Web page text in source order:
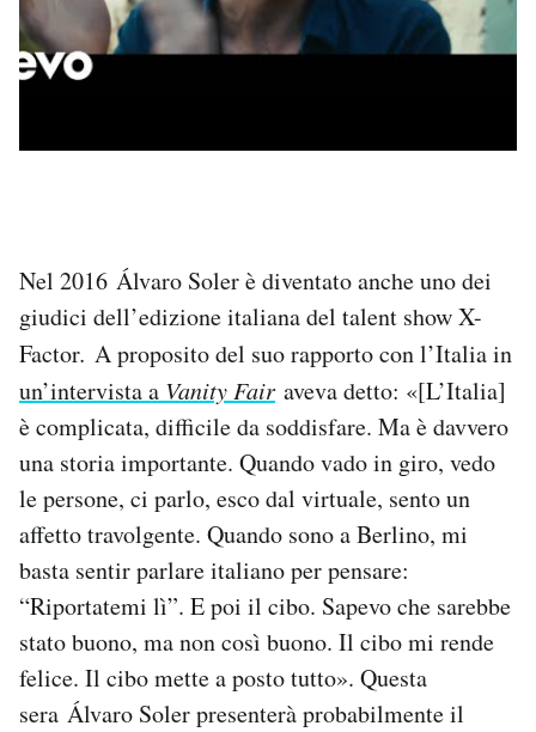
Nel 2016 Álvaro Soler è diventato anche uno dei
giudici dell’edizione italiana del talent show X-
Factor. A proposito del suo rapporto con l’Italia in
un’intervista a Vanity Fair aveva detto: «[L’Italia]
è complicata, difficile da soddisfare. Ma è davvero
una storia importante. Quando vado in giro, vedo
le persone, ci parlo, esco dal virtuale, sento un
affetto travolgente. Quando sono a Berlino, mi
basta sentir parlare italiano per pensare:
“Riportatemi lì”. E poi il cibo. Sapevo che sarebbe
stato buono, ma non così buono. Il cibo mi rende
felice. Il cibo mette a posto tutto». Questa
sera Álvaro Soler presenterà probabilmente il